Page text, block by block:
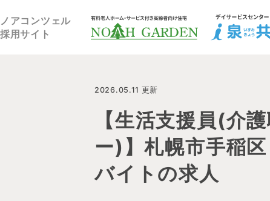
ノアコンツェル
採用サイト
福祉住宅NOAH GARDEN
2026.05.11 更新
【生活支援員(介
ー)】札幌市手稲区
バイトの求人